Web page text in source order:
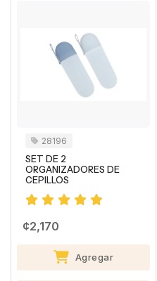
28196
SET DE 2
ORGANIZADORES DE
CEPILLOS
¢2,170
Agregar